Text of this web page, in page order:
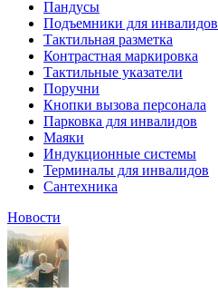
Пандусы
Подъемники для инвалидов
Тактильная разметка
Контрастная маркировка
Тактильные указатели
Поручни
Кнопки вызова персонала
Парковка для инвалидов
Маяки
Индукционные системы
Терминалы для инвалидов
Сантехника
Новости